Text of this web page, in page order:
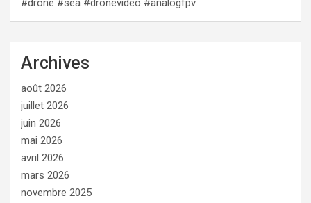
#drone #sea #dronevideo #analogfpv
Archives
août 2026
juillet 2026
juin 2026
mai 2026
avril 2026
mars 2026
novembre 2025